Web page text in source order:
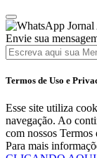
Envie sua
Termos de Uso e
Esse site utiliza
navegação. Ao
com nossos
Para mais